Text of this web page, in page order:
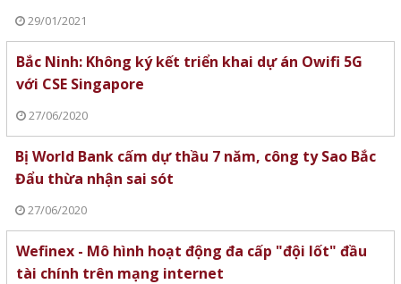
29/01/2021
Bắc Ninh: Không ký kết triển khai dự án Owifi 5G
với CSE Singapore
27/06/2020
Bị World Bank cấm dự thầu 7 năm, công ty Sao Bắc
Đẩu thừa nhận sai sót
27/06/2020
Wefinex - Mô hình hoạt động đa cấp "đội lốt" đầu
tài chính trên mạng internet